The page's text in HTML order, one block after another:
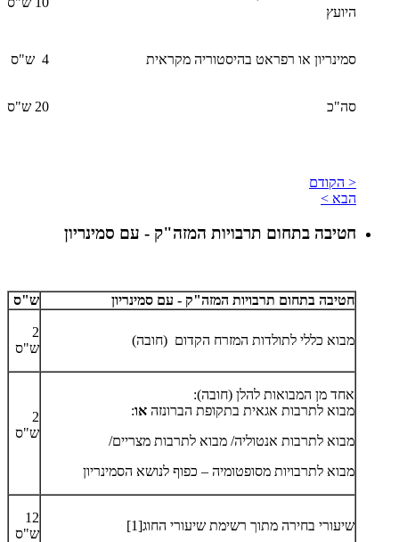
היועץ
סמינריון או רפראט בהיסטוריה מקראית 4 ש"ס
סה"כ 20 ש"ס
< הקודם
הבא >
חטיבה בתחום תרבויות המזה"ק - עם סמינריון
חטיבה בתחום תרבויות המזה"ק - עם סמינריון ש"ס
מבוא כללי לתולדות המזרח הקדום (חובה)
2
ש"ס
אחד מן המבואות להלן (חובה):
מבוא לתרבות אגאית בתקופת הברונזה או:
מבוא לתרבות אנטוליה/ מבוא לתרבות מצריים/
​מבוא לתרבויות מסופטומיה – כפוף לנושא הסמינריון
2
ש"ס
שיעורי בחירה מתוך רשימת שיעורי החוג[1]
12
ש"ס